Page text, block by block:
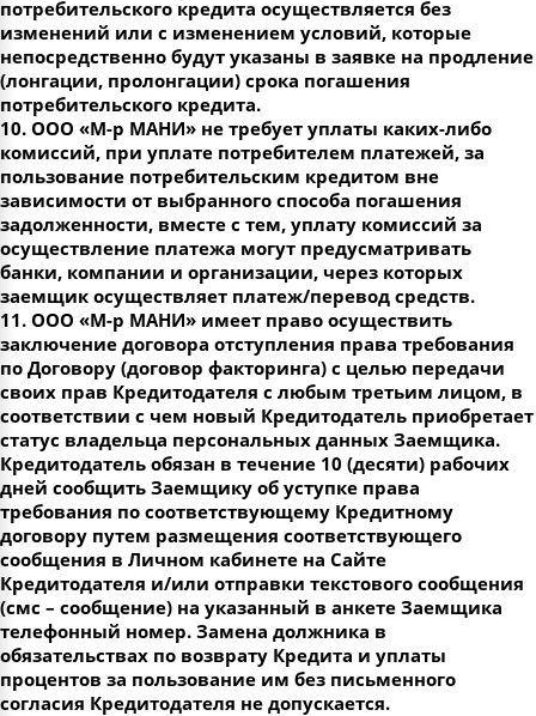
потребительского кредита осуществляется без
изменений или с изменением условий, которые
непосредственно будут указаны в заявке на продление
(лонгации, пролонгации) срока погашения
потребительского кредита.
10. ООО «М-р МАНИ» не требует уплаты каких-либо
комиссий, при уплате потребителем платежей, за
пользование потребительским кредитом вне
зависимости от выбранного способа погашения
задолженности, вместе с тем, уплату комиссий за
осуществление платежа могут предусматривать
банки, компании и организации, через которых
заемщик осуществляет платеж/перевод средств.
11. ООО «М-р МАНИ» имеет право осуществить
заключение договора отступления права требования
по Договору (договор факторинга) с целью передачи
своих прав Кредитодателя с любым третьим лицом, в
соответствии с чем новый Кредитодатель приобретает
статус владельца персональных данных Заемщика.
Кредитодатель обязан в течение 10 (десяти) рабочих
дней сообщить Заемщику об уступке права
требования по соответствующему Кредитному
договору путем размещения соответствующего
сообщения в Личном кабинете на Сайте
Кредитодателя и/или отправки текстового сообщения
(смс – сообщение) на указанный в анкете Заемщика
телефонный номер. Замена должника в
обязательствах по возврату Кредита и уплаты
процентов за пользование им без письменного
согласия Кредитодателя не допускается.